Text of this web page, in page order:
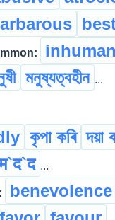
inhuman
মনুষ্যত্বহীন ...
কৃপা কৰি দয়া
...
benevolence